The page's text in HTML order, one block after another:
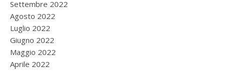
Settembre 2022
Agosto 2022
Luglio 2022
Giugno 2022
Maggio 2022
Aprile 2022